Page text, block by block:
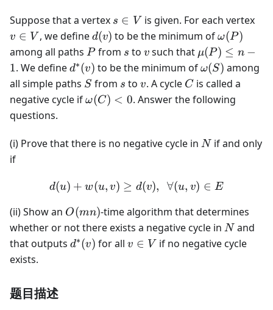
1} w(v_i,
v_{i+1})
Suppose that a vertex s\in
V
s ∈ V is given. For each vertex
v ∈ V , we defined(v)
d(v) to be the minimum of\omega(P)
ω(P)
among all paths P
Pfrom s
s to v
v such that \mu(P)
\le n-1
μ(P ) ≤ n −
1. We defined^*
(v)
d∗(v) to be the minimum of\omega(S)
ω(S) among
all simple paths S
S from s
s tov
v. A cycle C
C is called a
negative cycle if\omega(C)
ω(C) < 0. Answer the following
questions.
(i) Prove that there is no negative cycle in N
N if and only
if
d(u) + w(u, v) \ge d(v),
d(u) + w(u, v) ≥ d(v), ∀(u, v) ∈ E
(ii) Show an O(mn)
O(mn)-time algorithm that determines
whether or not there exists a negative cycle in N
N and
that outputs d^*
d∗(v) for all v
v ∈ V if no negative cycle
exists.
题目描述